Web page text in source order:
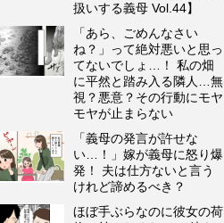
扱いする義母 Vol.44】
「あら、ごめんなさい
ね？」って絶対悪いと思っ
てないでしょ…！ 私の畑
に平然と踏み入る隣人…無
視？悪意？その行動にモヤ
モヤが止まらない
「義母の発言が許せな
い…！」嫁が義母に怒り爆
発！ 夫は仕方ないと言う
けれど諦めるべき？
ほぼ手ぶらなのに彼女の荷